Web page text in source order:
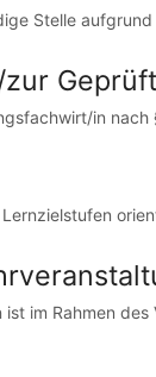
Stelle aufgrund
in
im Rahmen des